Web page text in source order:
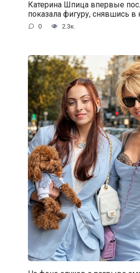
Катерина Шпица впервые
показала фигуру, снявшись
0 2.3к.